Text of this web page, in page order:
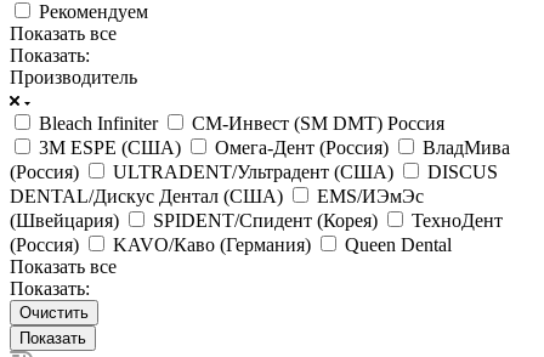
Рекомендуем
Показать все
Показать:
Производитель
Bleach Infiniter
СМ-Инвест (SM DMT) Россия
3M ESPE (США)
Омега-Дент (Россия)
ВладМива
(Россия)
ULTRADENT/Ультрадент (США)
DISCUS
DENTAL/Дискус Дентал (США)
EMS/ИЭмЭс
(Швейцария)
SPIDENT/Спидент (Корея)
ТехноДент
(Россия)
KAVO/Каво (Германия)
Queen Dental
Показать все
Показать:
Очистить